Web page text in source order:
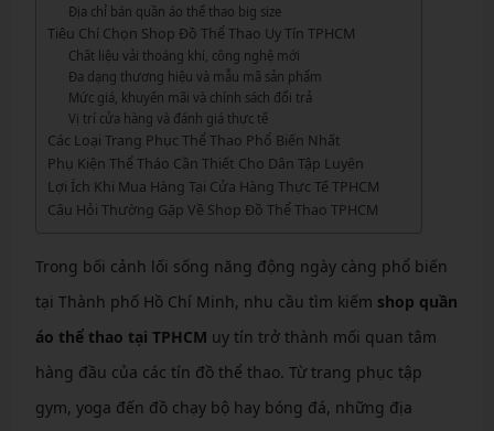
Địa chỉ bán quần áo thể thao big size
Tiêu Chí Chọn Shop Đồ Thể Thao Uy Tín TPHCM
Chất liệu vải thoáng khí, công nghệ mới
Đa dạng thương hiệu và mẫu mã sản phẩm
Mức giá, khuyến mãi và chính sách đổi trả
Vị trí cửa hàng và đánh giá thực tế
Các Loại Trang Phục Thể Thao Phổ Biến Nhất
Phụ Kiện Thể Tháo Cần Thiết Cho Dân Tập Luyện
Lợi Ích Khi Mua Hàng Tại Cửa Hàng Thực Tế TPHCM
Câu Hỏi Thường Gặp Về Shop Đồ Thể Thao TPHCM
Trong bối cảnh lối sống năng động ngày càng phổ biến
tại Thành phố Hồ Chí Minh, nhu cầu tìm kiếm shop quần
áo thể thao tại TPHCM uy tín trở thành mối quan tâm
hàng đầu của các tín đồ thể thao. Từ trang phục tập
gym, yoga đến đồ chạy bộ hay bóng đá, những địa